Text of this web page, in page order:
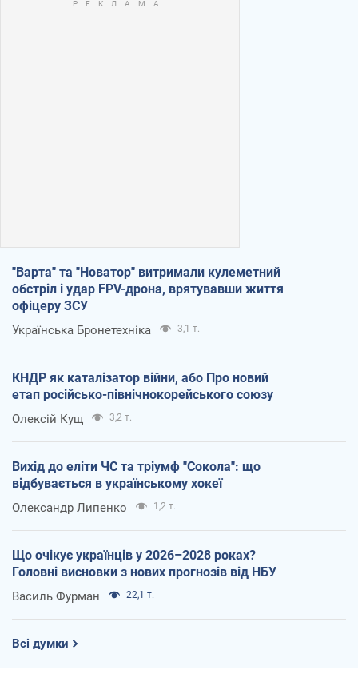
"Варта" та "Новатор" витримали кулеметний
обстріл і удар FPV-дрона, врятувавши життя
офіцеру ЗСУ
Українська Бронетехніка 3,1 т.
КНДР як каталізатор війни, або Про новий
етап російсько-північнокорейського союзу
Олексій Кущ 3,2 т.
Вихід до еліти ЧС та тріумф "Сокола": що
відбувається в українському хокеї
Олександр Липенко 1,2 т.
Що очікує українців у 2026–2028 роках?
Головні висновки з нових прогнозів від НБУ
Василь Фурман 22,1 т.
Всі думки